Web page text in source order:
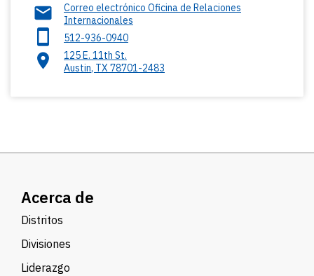
Correo electrónico Oficina de Relaciones
Internacionales
512-936-0940
125 E. 11th St.
Austin, TX 78701-2483
Acerca de
Distritos
Divisiones
Liderazgo